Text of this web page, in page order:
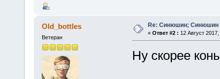
Old_bottles
Ветеран
Re: Синюшин; Синюшин
« Ответ #2 : 12 Август
Ну скорее